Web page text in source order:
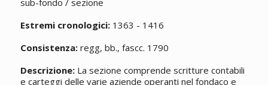
sub-fondo / sezione
Estremi cronologici:1363 - 1416
Consistenza:regg, bb., fascc. 1790
Descrizione:La sezione comprende scritture contabili
e carteggi delle varie aziende operanti nel fondaco e